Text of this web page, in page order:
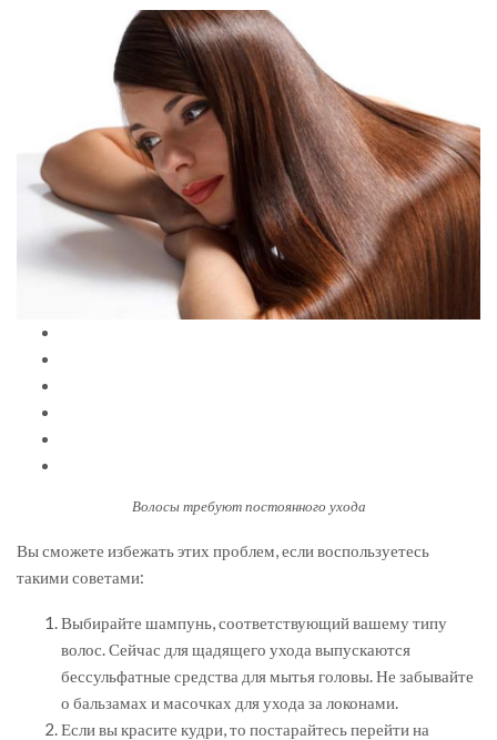
Волосы требуют постоянного ухода
Вы сможете избежать этих проблем, если воспользуетесь
такими советами:
Выбирайте шампунь, соответствующий вашему типу
волос. Сейчас для щадящего ухода выпускаются
бессульфатные средства для мытья головы. Не забывайте
о бальзамах и масочках для ухода за локонами.
Если вы красите кудри, то постарайтесь перейти на